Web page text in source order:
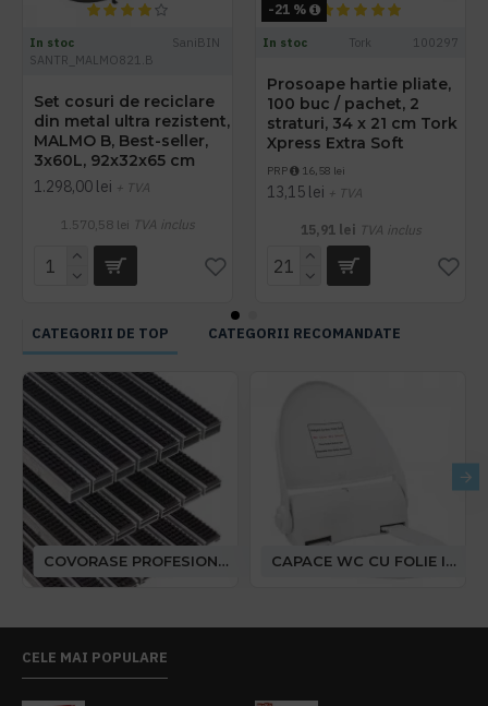
In stoc
SaniBIN
SANTR_MALMO821.B
Set cosuri de reciclare
din metal ultra rezistent,
MALMO B, Best-seller,
3x60L, 92x32x65 cm
1.298,00 lei + TVA
1.570,58 lei TVA inclus
-21 %
In stoc Tork 100297
Prosoape hartie pliate,
100 buc / pachet, 2
straturi, 34 x 21 cm Tork
Xpress Extra Soft
PRP 16,58 lei
13,15 lei + TVA
15,91 lei TVA inclus
CATEGORII DE TOP CATEGORII RECOMANDATE
COVORASE PROFESIONALE CAPACE WC CU FOLIE IGIENICA
CELE MAI POPULARE